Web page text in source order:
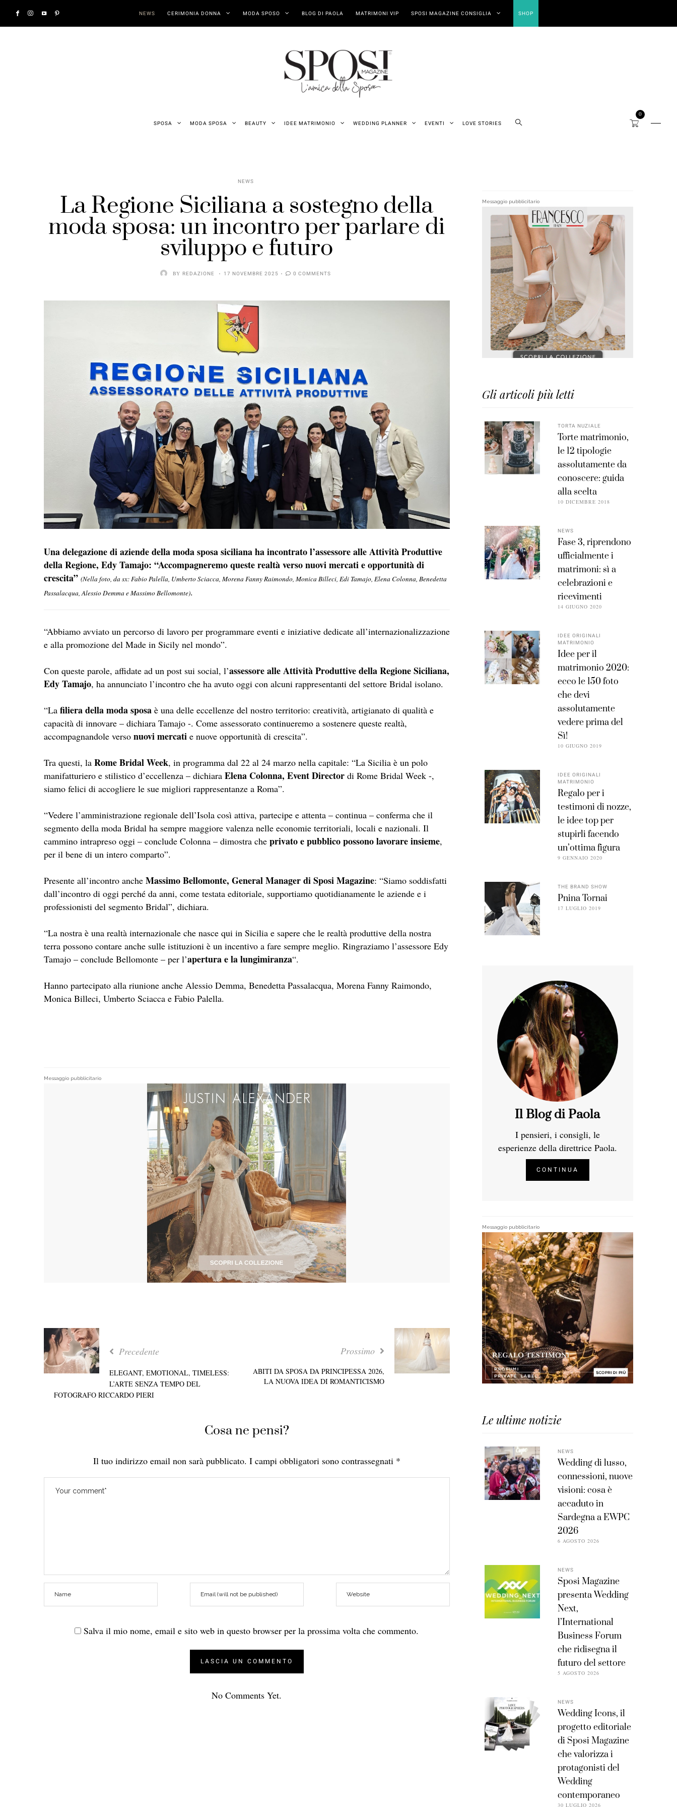
NEWS CERIMONIA DONNA MODA SPOSO BLOG DI PAOLA MATRIMONI VIP SPOSI MAGAZINE CONSIGLIA SHOP
SPOSA MODA SPOSA BEAUTY IDEE MATRIMONIO WEDDING PLANNER EVENTI LOVE STORIES
0
NEWS
La Regione Siciliana a sostegno della
moda sposa: un incontro per parlare di
sviluppo e futuro
BY REDAZIONE 17 NOVEMBRE 2025 0 COMMENTS
Una delegazione di aziende della moda sposa siciliana ha incontrato l’assessore alle Attività Produttive
della Regione, Edy Tamajo: “Accompagneremo queste realtà verso nuovi mercati e opportunità di
crescita” (Nella foto, da sx: Fabio Palella, Umberto Sciacca, Morena Fanny Raimondo, Monica Billeci, Edi Tamajo, Elena Colonna, Benedetta
Passalacqua, Alessio Demma e Massimo Bellomonte).
“Abbiamo avviato un percorso di lavoro per programmare eventi e iniziative dedicate all’internazionalizzazione
e alla promozione del Made in Sicily nel mondo”.
Con queste parole, affidate ad un post sui social, l’assessore alle Attività Produttive della Regione Siciliana,
Edy Tamajo, ha annunciato l’incontro che ha avuto oggi con alcuni rappresentanti del settore Bridal isolano.
“La filiera della moda sposa è una delle eccellenze del nostro territorio: creatività, artigianato di qualità e
capacità di innovare – dichiara Tamajo -. Come assessorato continueremo a sostenere queste realtà,
accompagnandole verso nuovi mercati e nuove opportunità di crescita”.
Tra questi, la Rome Bridal Week, in programma dal 22 al 24 marzo nella capitale: “La Sicilia è un polo
manifatturiero e stilistico d’eccellenza – dichiara Elena Colonna, Event Director di Rome Bridal Week -,
siamo felici di accogliere le sue migliori rappresentanze a Roma”.
“Vedere l’amministrazione regionale dell’Isola così attiva, partecipe e attenta – continua – conferma che il
segmento della moda Bridal ha sempre maggiore valenza nelle economie territoriali, locali e nazionali. Il
cammino intrapreso oggi – conclude Colonna – dimostra che privato e pubblico possono lavorare insieme,
per il bene di un intero comparto”.
Presente all’incontro anche Massimo Bellomonte, General Manager di Sposi Magazine: “Siamo soddisfatti
dall’incontro di oggi perché da anni, come testata editoriale, supportiamo quotidianamente le aziende e i
professionisti del segmento Bridal”, dichiara.
“La nostra è una realtà internazionale che nasce qui in Sicilia e sapere che le realtà produttive della nostra
terra possono contare anche sulle istituzioni è un incentivo a fare sempre meglio. Ringraziamo l’assessore Edy
Tamajo – conclude Bellomonte – per l’apertura e la lungimiranza“.
Hanno partecipato alla riunione anche Alessio Demma, Benedetta Passalacqua, Morena Fanny Raimondo,
Monica Billeci, Umberto Sciacca e Fabio Palella.
Messaggio pubblicitario
Precedente
ELEGANT, EMOTIONAL, TIMELESS:
L’ARTE SENZA TEMPO DEL
FOTOGRAFO RICCARDO PIERI
Prossimo
ABITI DA SPOSA DA PRINCIPESSA 2026,
LA NUOVA IDEA DI ROMANTICISMO
Cosa ne pensi?
Il tuo indirizzo email non sarà pubblicato. I campi obbligatori sono contrassegnati *
Salva il mio nome, email e sito web in questo browser per la prossima volta che commento.
No Comments Yet.
Messaggio pubblicitario
Gli articoli più letti
TORTA NUZIALE
Torte matrimonio,
le 12 tipologie
assolutamente da
conoscere: guida
alla scelta
10 DICEMBRE 2018
NEWS
Fase 3, riprendono
ufficialmente i
matrimoni: sì a
celebrazioni e
ricevimenti
14 GIUGNO 2020
IDEE ORIGINALI
MATRIMONIO
Idee per il
matrimonio 2020:
ecco le 150 foto
che devi
assolutamente
vedere prima del
Sì!
10 GIUGNO 2019
IDEE ORIGINALI
MATRIMONIO
Regalo per i
testimoni di nozze,
le idee top per
stupirli facendo
un’ottima figura
9 GENNAIO 2020
THE BRAND SHOW
Pnina Tornai
17 LUGLIO 2019
Il Blog di Paola
I pensieri, i consigli, le
esperienze della direttrice Paola.
CONTINUA
Messaggio pubblicitario
Le ultime notizie
NEWS
Wedding di lusso,
connessioni, nuove
visioni: cosa è
accaduto in
Sardegna a EWPC
2026
6 AGOSTO 2026
NEWS
Sposi Magazine
presenta Wedding
Next,
l’International
Business Forum
che ridisegna il
futuro del settore
5 AGOSTO 2026
NEWS
Wedding Icons, il
progetto editoriale
di Sposi Magazine
che valorizza i
protagonisti del
Wedding
contemporaneo
30 LUGLIO 2026